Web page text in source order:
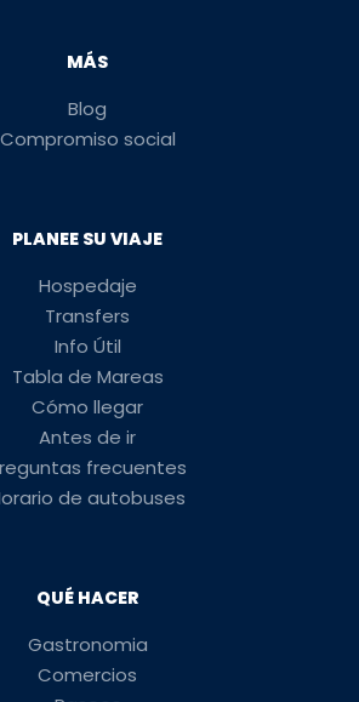
MÁS
Blog
Compromiso social
PLANEE SU VIAJE
Hospedaje
Transfers
Info Útil
Tabla de Mareas
Cómo llegar
Antes de ir
frecuentes
de autobuses
QUÉ HACER
Gastronomia
Comercios